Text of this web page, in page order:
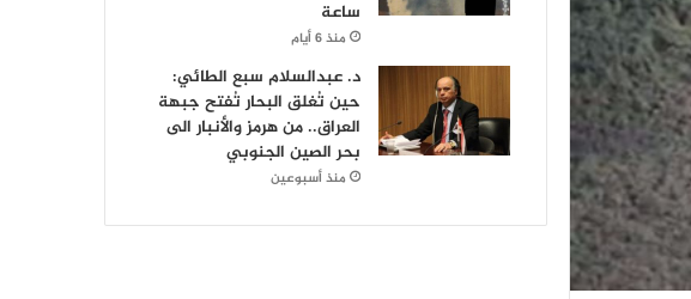
ساعة
منذ 6 أيام
د. عبدالسلام سبع الطائي:
حين تُغلق البحار تُفتح جبهة
العراق.. من هرمز والأنبار الى
بحر الصين الجنوبي
منذ أسبوعين